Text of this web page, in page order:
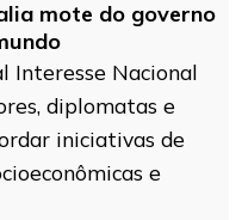
mote do governo
Interesse Nacional
diplomatas e
iniciativas de
e